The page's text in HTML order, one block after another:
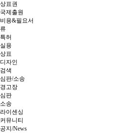
상표권
국제출원
비용&필요서
류
특허
실용
상표
디자인
검색
심판/소송
경고장
심판
소송
라이센싱
커뮤니티
공지/News